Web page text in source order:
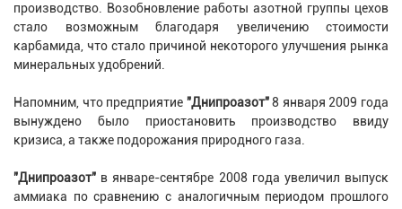
производство. Возобновление работы азотной группы цехов
стало возможным благодаря увеличению стоимости
карбамида, что стало причиной некоторого улучшения рынка
минеральных удобрений.
Напомним, что предприятие "Днипроазот"8 января 2009 года
вынуждено было приостановить производство ввиду
кризиса, а также подорожания природного газа.
"Днипроазот" в январе-сентябре 2008 года увеличил выпуск
аммиака по сравнению с аналогичным периодом прошлого